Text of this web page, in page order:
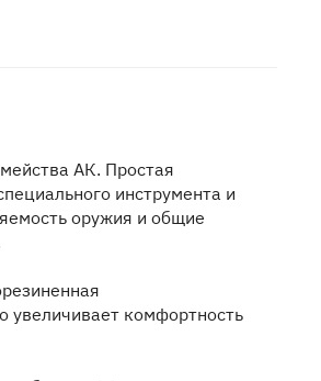
АК. Простая
инструмента и
оружия и общие
увеличивает комфортность